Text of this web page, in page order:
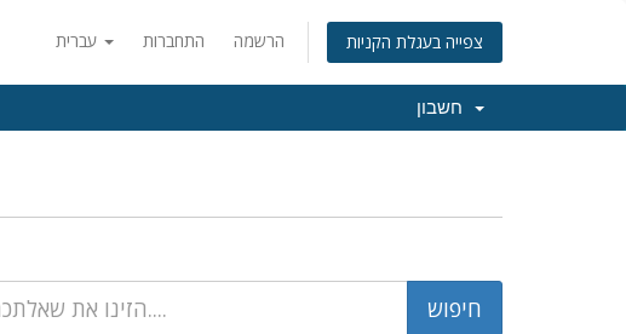
התחברות הרשמה צפייה בעגלת הקניות